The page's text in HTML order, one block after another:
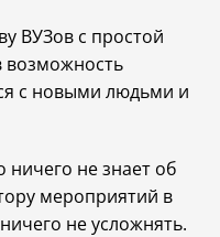
ВУЗов с простой
возможность
с новыми людьми и
ничего не знает об
мероприятий в
не усложнять.